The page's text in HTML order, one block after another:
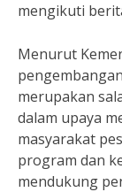
mengikuti
Menurut
merupakan
dalam upaya
masyarakat
program dan
mendukung